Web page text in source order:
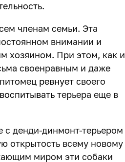
членам семьи. Эта
внимании и
хозяином. При этом, как и
своенравным и даже
ревнует своего
воспитывать терьера еще в
с денди-динмонт-терьером
открытость всему новому
миром эти собаки